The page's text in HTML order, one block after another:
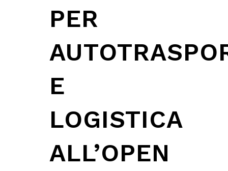
PER
E
LOGISTICA
ALL’OPEN